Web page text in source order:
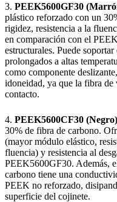
3. PEEK5600GF30
plástico reforzado con un
rigidez, resistencia a la
en comparación con el
estructurales. Puede
prolongados a altas
como componente
idoneidad, ya que la fibra de
contacto.
4. PEEK5600CF30 (Negro)
30% de fibra de carbono.
(mayor módulo elástico,
fluencia) y resistencia al
PEEK5600GF30. Además,
carbono tiene una
PEEK no reforzado,
superficie del cojinete.